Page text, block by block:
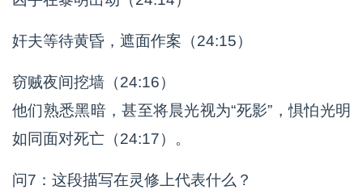
奸夫等待黄昏，遮面作案（24:15）
窃贼夜间挖墙（24:16）
他们熟悉黑暗，甚至将晨光视为“死影”，惧怕光明
如同面对死亡（24:17）。
问7：这段描写在灵修上代表什么？